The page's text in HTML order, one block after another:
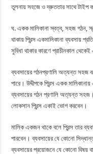
তুলনায় সহজে ও দ্রুততার সাথে টাইপ
ঘ. একক মালিকানা স্বত্ব, সহজ গঠন,
থাকায় প্রিন্স একমালিকানা ব্যবসায়
সুবিধা থাকার কারণে প্রাচীনকাল
ব্যবসায়ের গঠনপ্রণালি অত্যন্ত সহজ
পারে। উদ্দীপকে প্রিন্স একক
ব্যবসায়ের গঠন প্রণালি অত্যন্ত
লোকসান প্রিন্স একাই ভোগ করবেন।
মালিক একজন থাকে বলে প্রিন্স তার
পারবেন। ব্যবসায়ের যে কোনো
ব্যবসায়ের প্রয়োজনে যে কোনো বিষয়